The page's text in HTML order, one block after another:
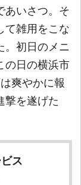
あいさつ。そ
て雑用をこな
。初日のメニ
の日の横浜市
爽やかに報
撃を遂げた
ス